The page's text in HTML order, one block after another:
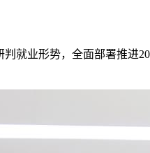
就业形势，全面部署推进